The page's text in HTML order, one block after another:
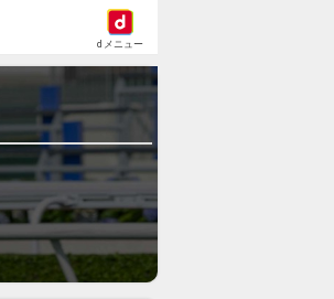
dメニュー